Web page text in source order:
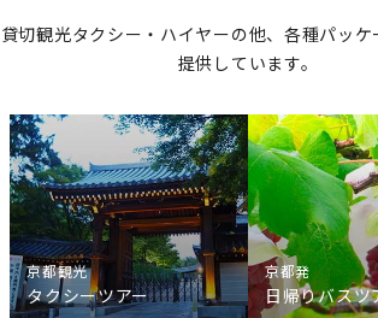
貸切観光タクシー・ハイヤーの他、各種パッ
提供しています。
京都観光
タクシーツアー
京都発
日帰りバスツ